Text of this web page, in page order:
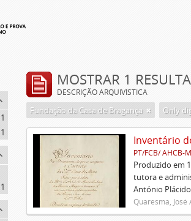
1
1
1
MOSTRAR 1
DESCRIÇÃO ARQUIVÍSTICA
Fundação da Casa de Bragança Only
Inventário
PT/FCB/ AHCB-
Produzido em
tutora e
António
Quaresma, José